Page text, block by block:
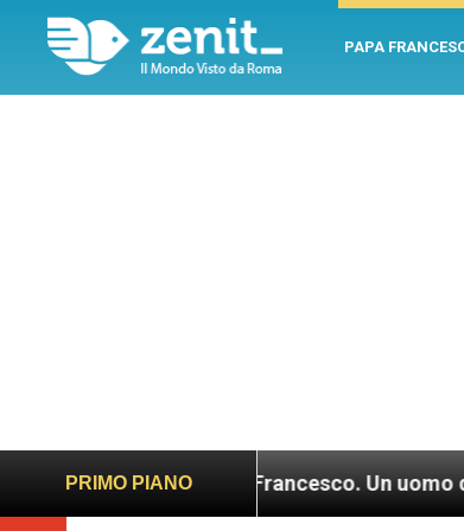
PAPA
PRIMO PIANO
LEV: “Papa Francesco. Un uomo di